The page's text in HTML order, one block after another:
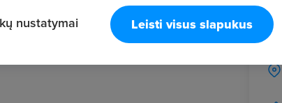
(-ius) atlieka rezervacijas,
kosmetikos produktus, atlieka
dovanų kuponus, prižiūri sklandų darbą
Leisti visus slapukus
nustatymai